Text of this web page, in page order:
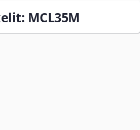
MCL35M